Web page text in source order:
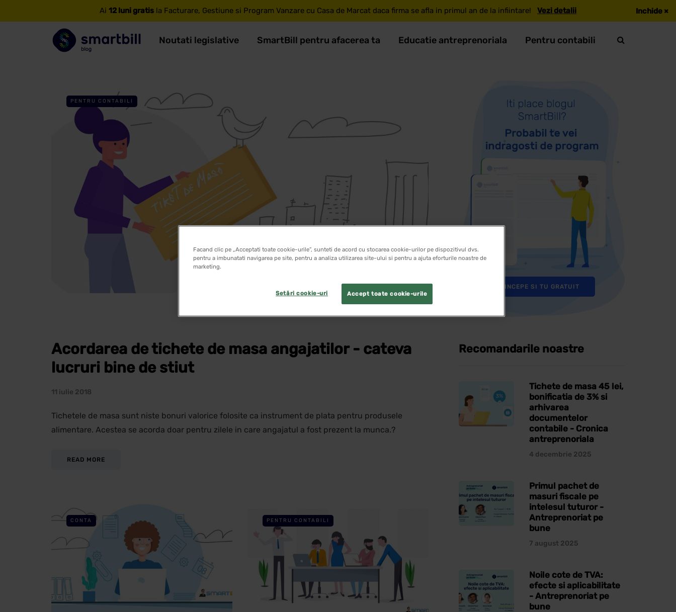
Ai 12 luni gratis la Facturare, Gestiune si Program Vanzare cu Casa de Marcat daca firma se afla in primul an de la infiintare! Vezi detalii Inchide ×
Noutati legislative SmartBill pentru afacerea ta Educatie antreprenoriala Pentru contabili
PENTRU CONTABILI
Acordarea de tichete de masa angajatilor - cateva
lucruri bine de stiut
11 iulie 2018
Tichetele de masa sunt niste bonuri valorice folosite ca instrument de plata pentru produsele
alimentare. Acestea se acorda doar pentru zilele in care angajatul a fost prezent la munca.?
READ MORE
CONTA PENTRU CONTABILI
INCEPE SI TU GRATUIT
Recomandarile noastre
Tichete de masa 45 lei,
bonificatia de 3% si
arhivarea
documentelor
contabile - Cronica
antreprenoriala
4 decembrie 2025
Primul pachet de
masuri fiscale pe
intelesul tuturor -
Antreprenoriat pe
bune
7 august 2025
Noile cote de TVA:
efecte si aplicabilitate
- Antreprenoriat pe
bune
Facand clic pe „Acceptati toate cookie-urile”, sunteti de acord cu stocarea cookie-urilor pe dispozitivul dvs.
pentru a imbunatati navigarea pe site, pentru a analiza utilizarea site-ului si pentru a ajuta eforturile noastre de
marketing.
Accept toate cookie-urile
Setări cookie-uri